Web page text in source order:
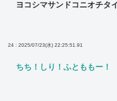
ヨコシマサンドコニオチタ
24 : 2025/07/23(水) 22:25:51.91
ちち！しり！ふとももー！